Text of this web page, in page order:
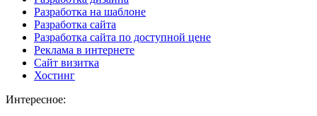
Разработка на шаблоне
Разработка сайта
Разработка сайта по доступной цене
Реклама в интернете
Сайт визитка
Хостинг
Интересное: